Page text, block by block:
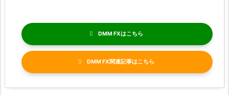
DMM FX
DMM FX関連記事